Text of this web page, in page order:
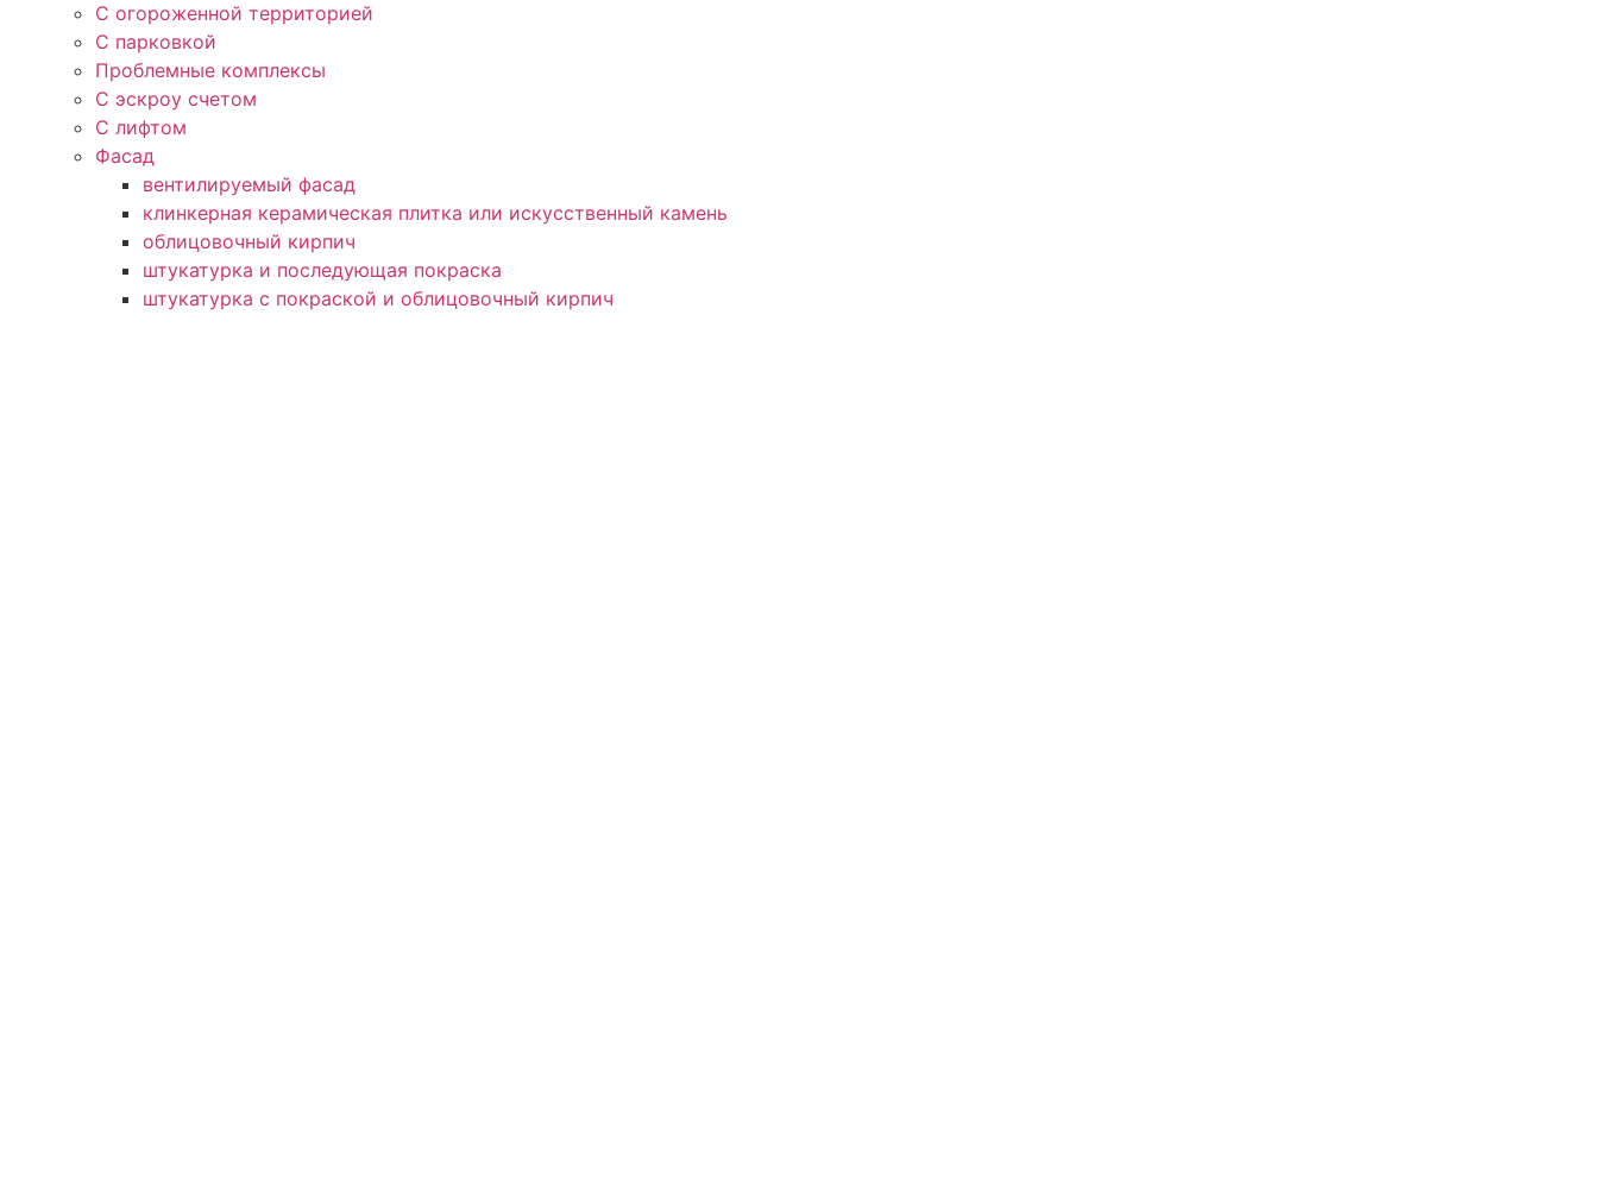
С огороженной территорией
С парковкой
Проблемные комплексы
С эскроу счетом
С лифтом
Фасад
вентилируемый фасад
клинкерная керамическая плитка или искусственный камень
облицовочный кирпич
штукатурка и последующая покраска
штукатурка с покраской и облицовочный кирпич